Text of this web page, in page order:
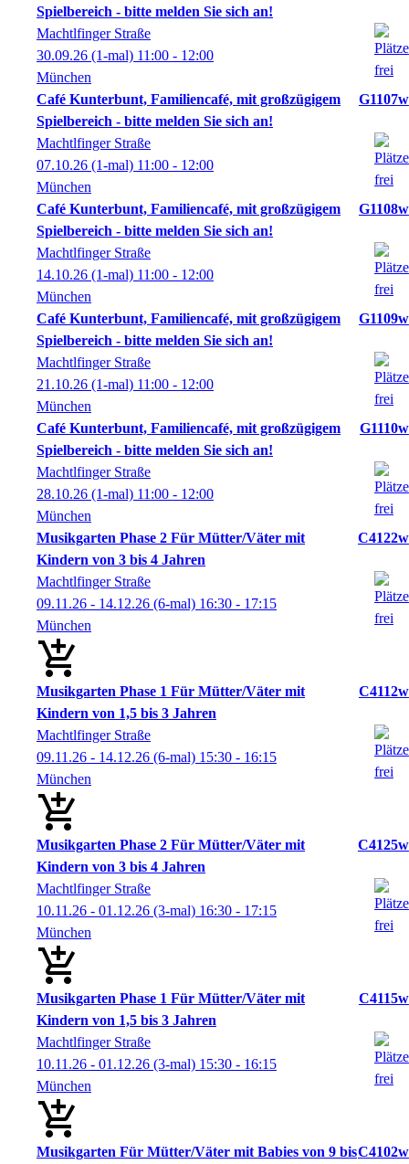
Spielbereich - bitte melden Sie sich an!
Machtlfinger Straße
30.09.26 (1-mal) 11:00 - 12:00
München
Café Kunterbunt, Familiencafé, mit großzügigem
Spielbereich - bitte melden Sie sich an!
G1107w
Machtlfinger Straße
07.10.26 (1-mal) 11:00 - 12:00
München
Café Kunterbunt, Familiencafé, mit großzügigem
Spielbereich - bitte melden Sie sich an!
G1108w
Machtlfinger Straße
14.10.26 (1-mal) 11:00 - 12:00
München
Café Kunterbunt, Familiencafé, mit großzügigem
Spielbereich - bitte melden Sie sich an!
G1109w
Machtlfinger Straße
21.10.26 (1-mal) 11:00 - 12:00
München
Café Kunterbunt, Familiencafé, mit großzügigem
Spielbereich - bitte melden Sie sich an!
G1110w
Machtlfinger Straße
28.10.26 (1-mal) 11:00 - 12:00
München
Musikgarten Phase 2 Für Mütter/Väter mit
Kindern von 3 bis 4 Jahren
C4122w
Machtlfinger Straße
09.11.26 - 14.12.26 (6-mal) 16:30 - 17:15
München
Musikgarten Phase 1 Für Mütter/Väter mit
Kindern von 1,5 bis 3 Jahren
C4112w
Machtlfinger Straße
09.11.26 - 14.12.26 (6-mal) 15:30 - 16:15
München
Musikgarten Phase 2 Für Mütter/Väter mit
Kindern von 3 bis 4 Jahren
C4125w
Machtlfinger Straße
10.11.26 - 01.12.26 (3-mal) 16:30 - 17:15
München
Musikgarten Phase 1 Für Mütter/Väter mit
Kindern von 1,5 bis 3 Jahren
C4115w
Machtlfinger Straße
10.11.26 - 01.12.26 (3-mal) 15:30 - 16:15
München
Musikgarten Für Mütter/Väter mit Babies von 9 bisC4102w